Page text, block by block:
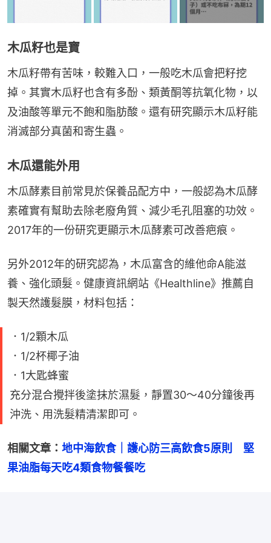
木瓜籽也是寶
木瓜籽帶有苦味，較難入口，一般吃木瓜會把籽挖
掉。其實木瓜籽也含有多酚、類黃酮等抗氧化物，以
及油酸等單元不飽和脂肪酸。還有研究顯示木瓜籽能
消滅部分真菌和寄生蟲。
木瓜還能外用
木瓜酵素目前常見於保養品配方中，一般認為木瓜酵
素確實有幫助去除老廢角質、減少毛孔阻塞的功效。
2017年的一份研究更顯示木瓜酵素可改善疤痕。
另外2012年的研究認為，木瓜富含的維他命A能滋
養、強化頭髮。健康資訊網站《Healthline》推薦自
製天然護髮膜，材料包括：
．1/2顆木瓜
．1/2杯椰子油
．1大匙蜂蜜
充分混合攪拌後塗抹於濕髮，靜置30～40分鐘後再
沖洗、用洗髮精清潔即可。
相關文章： 地中海飲食｜護心防三高飲食5原則　堅
果油脂每天吃4類食物餐餐吃